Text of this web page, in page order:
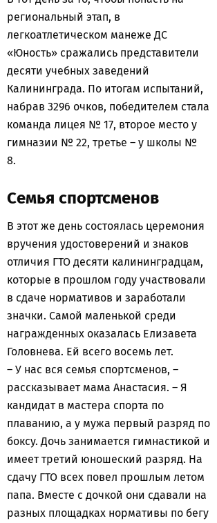
региональный этап, в
легкоатлетическом манеже ДС
«Юность» сражались представители
десяти учебных заведений
Калининграда. По итогам испытаний,
набрав 3296 очков, победителем стала
команда лицея № 17, второе место у
гимназии № 22, третье – у школы №
8.
Семья спортсменов
В этот же день состоялась церемония
вручения удостоверений и знаков
отличия ГТО десяти калининградцам,
которые в прошлом году участвовали
в сдаче нормативов и заработали
значки. Самой маленькой среди
награжденных оказалась Елизавета
Головнева. Ей всего восемь лет.
– У нас вся семья спортсменов, –
рассказывает мама Анастасия. – Я
кандидат в мастера спорта по
плаванию, а у мужа первый разряд по
боксу. Дочь занимается гимнастикой и
имеет третий юношеский разряд. На
сдачу ГТО всех повел прошлым летом
папа. Вместе с дочкой они сдавали на
разных площадках нормативы по бегу